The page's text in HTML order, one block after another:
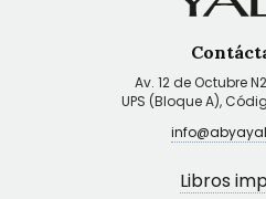
Av. 12 de Octubre
UPS (Bloque A),
Libros